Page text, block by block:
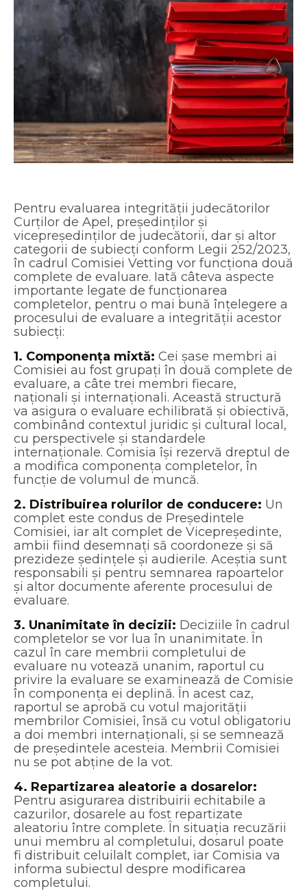
Pentru evaluarea integrității judecătorilor
Curților de Apel, președinților și
vicepreședinților de judecătorii, dar și altor
categorii de subiecți conform Legii 252/2023,
în cadrul Comisiei Vetting vor funcționa două
complete de evaluare. Iată câteva aspecte
importante legate de funcționarea
completelor, pentru o mai bună înțelegere a
procesului de evaluare a integrității acestor
subiecți:
1. Componența mixtă: Cei șase membri ai
Comisiei au fost grupați în două complete de
evaluare, a câte trei membri fiecare,
naționali și internaționali. Această structură
va asigura o evaluare echilibrată și obiectivă,
combinând contextul juridic și cultural local,
cu perspectivele și standardele
internaționale. Comisia își rezervă dreptul de
a modifica componența completelor, în
funcție de volumul de muncă.
2. Distribuirea rolurilor de conducere: Un
complet este condus de Președintele
Comisiei, iar alt complet de Vicepreședinte,
ambii fiind desemnați să coordoneze și să
prezideze ședințele și audierile. Aceștia sunt
responsabili și pentru semnarea rapoartelor
și altor documente aferente procesului de
evaluare.
3. Unanimitate în decizii: Deciziile în cadrul
completelor se vor lua în unanimitate. În
cazul în care membrii completului de
evaluare nu votează unanim, raportul cu
privire la evaluare se examinează de Comisie
în componența ei deplină. În acest caz,
raportul se aprobă cu votul majorității
membrilor Comisiei, însă cu votul obligatoriu
a doi membri internaționali, și se semnează
de președintele acesteia. Membrii Comisiei
nu se pot abține de la vot.
4. Repartizarea aleatorie a dosarelor:
Pentru asigurarea distribuirii echitabile a
cazurilor, dosarele au fost repartizate
aleatoriu între complete. În situația recuzării
unui membru al completului, dosarul poate
fi distribuit celuilalt complet, iar Comisia va
informa subiectul despre modificarea
completului.